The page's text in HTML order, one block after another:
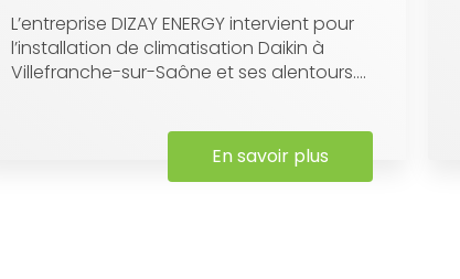
L’entreprise DIZAY ENERGY intervient pour
l’installation de climatisation Daikin à
Villefranche-sur-Saône et ses alentours....
En savoir plus